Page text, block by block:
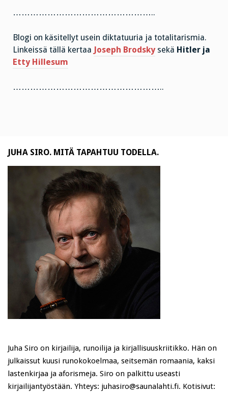
…………………………………………..
Blogi on käsitellyt usein diktatuuria ja totalitarismia.
Linkeissä tällä kertaa Joseph Brodskysekä Hitler ja
Etty Hillesum
……………………………………………..
JUHA SIRO. MITÄ TAPAHTUU TODELLA.
Juha Siro on kirjailija, runoilija ja kirjallisuuskriitikko. Hän on
julkaissut kuusi runokokoelmaa, seitsemän romaania, kaksi
lastenkirjaa ja aforismeja. Siro on palkittu useasti
kirjailijantyöstään. Yhteys: juhasiro@saunalahti.fi. Kotisivut: